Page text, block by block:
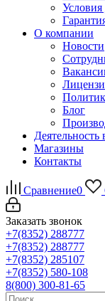
Условия
О компании
Новости
Блог
Деятельность
Магазины
Контакты
Сравнение0
Заказать звонок
+7(8352) 288777
+7(8352) 288777
+7(8352) 285107
+7(8352) 580-108
8(800) 300-81-65